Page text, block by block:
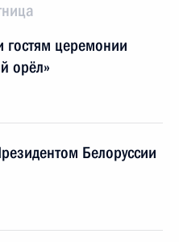
гостям церемонии
орёл»
Белоруссии